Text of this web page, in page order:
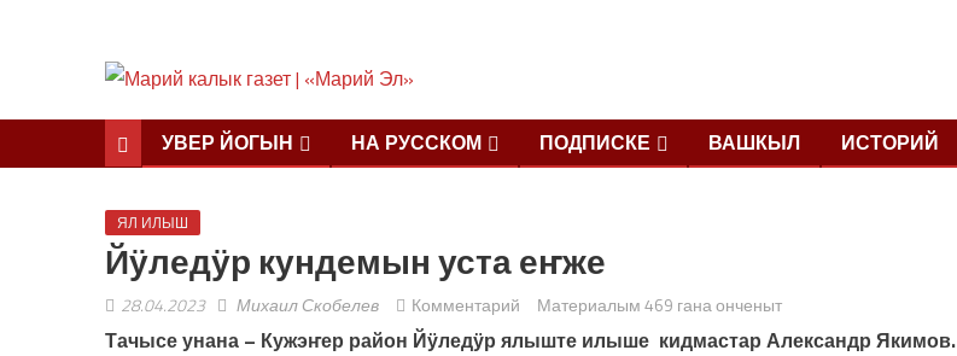
УВЕР ЙОГЫН НА РУССКОМ ПОДПИСКЕ ВАШКЫЛ ИСТОРИЙ
ЯЛ ИЛЫШ
Йӱледӱр кундемын уста еҥже
28.04.2023 Михаил Скобелев Комментарий Материалым 469 гана онченыт
Тачысе унана – Кужэҥер район Йӱледӱр ялыште илыше кидмастар Александр Якимов.